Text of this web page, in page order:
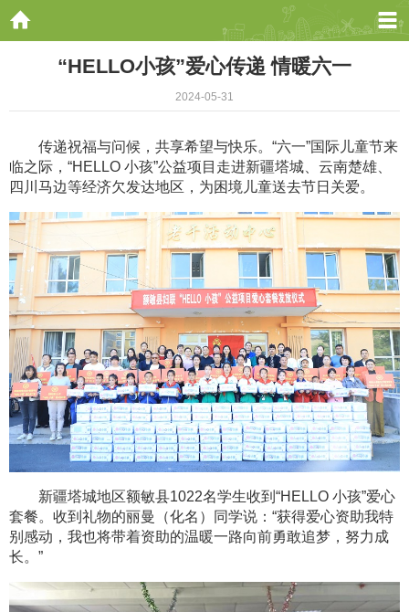
“HELLO小孩”爱心传递 情暖六一
2024-05-31
传递祝福与问候，共享希望与快乐。“六一”国际儿童节来
临之际，“HELLO 小孩”公益项目走进新疆塔城、云南楚雄、
四川马边等经济欠发达地区，为困境儿童送去节日关爱。
新疆塔城地区额敏县1022名学生收到“HELLO 小孩”爱心
套餐。收到礼物的丽曼（化名）同学说：“获得爱心资助我特
别感动，我也将带着资助的温暖一路向前勇敢追梦，努力成
长。”